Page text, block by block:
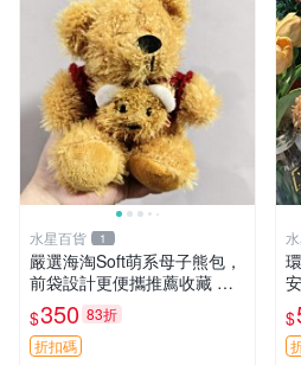
水星百貨 1
嚴選海淘Soft萌系母子熊包，
前袋設計更便攜推薦收藏 母
子熊 軟綿綿 包包
$350 83折
折扣碼
$